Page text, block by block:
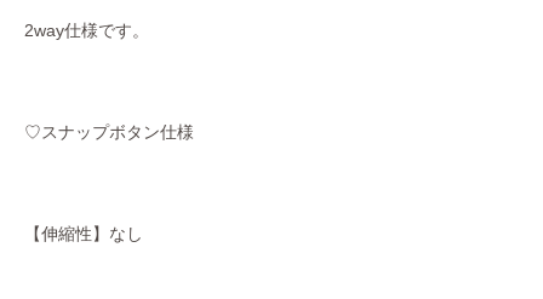
2way仕様です。
♡スナップボタン仕様
【伸縮性】なし